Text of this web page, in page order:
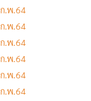
.พ.64
.พ.64
.พ.64
.พ.64
.พ.64
.พ.64